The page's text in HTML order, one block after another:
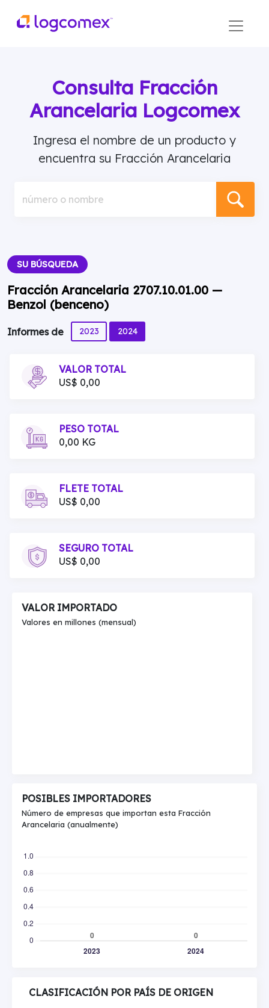
Consulta Fracción
Arancelaria Logcomex
Ingresa el nombre de un producto y
encuentra su Fracción Arancelaria
número o nombre
SU BÚSQUEDA
Fracción Arancelaria 2707.10.01.00 —
Benzol (benceno)
Informes de 2023 2024
VALOR TOTAL
US$ 0,00
PESO TOTAL
0,00 KG
FLETE TOTAL
US$ 0,00
SEGURO TOTAL
US$ 0,00
VALOR IMPORTADO
Valores en millones (mensual)
POSIBLES IMPORTADORES
Número de empresas que importan esta Fracción
Arancelaria (anualmente)
CLASIFICACIÓN POR PAÍS DE ORIGEN